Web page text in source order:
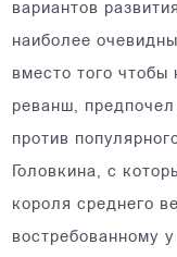
вариантов
наиболее
вместо того чтобы
реванш, предпочел
против
Головкина, с
короля среднего
востребованному